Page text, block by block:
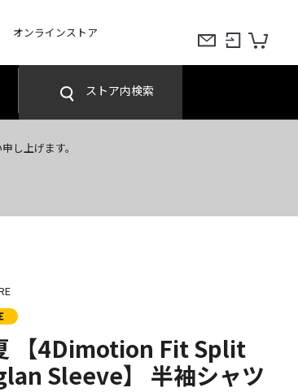
オンラインストア
ストア内検索
し上げます。
【4Dimotion Fit Split
Sleeve】 半袖シャツ